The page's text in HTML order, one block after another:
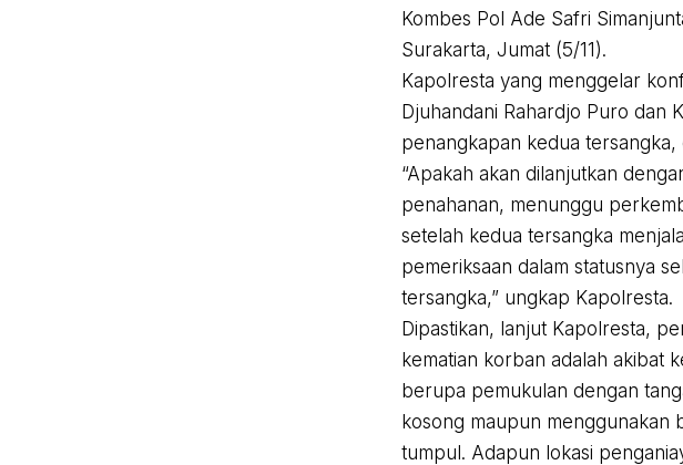
Kombes Pol Ade Safri
Surakarta, Jumat (5/11).
Kapolresta yang menggelar
Djuhandani Rahardjo Puro dan
penangkapan kedua
“Apakah akan dilanjutkan
penahanan, menunggu
setelah kedua tersangka
pemeriksaan dalam statusnya
tersangka,” ungkap Kapolresta.
Dipastikan, lanjut Kapolresta,
kematian korban adalah akibat
berupa pemukulan dengan
kosong maupun menggunakan
tumpul. Adapun lokasi